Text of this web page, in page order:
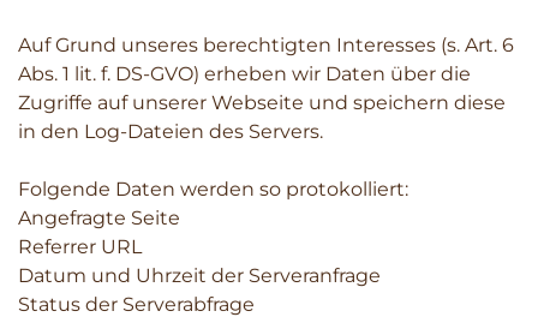
Auf Grund unseres berechtigten Interesses (s. Art. 6
Abs. 1 lit. f. DS-GVO) erheben wir Daten über die
Zugriffe auf unserer Webseite und speichern diese
in den Log-Dateien des Servers.
Folgende Daten werden so protokolliert:
Angefragte Seite
Referrer URL
Datum und Uhrzeit der Serveranfrage
Status der Serverabfrage